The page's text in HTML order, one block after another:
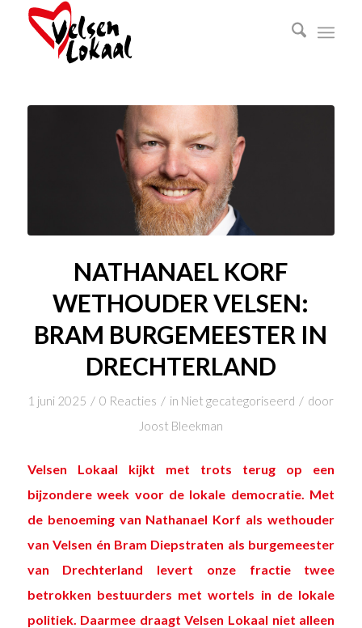
NATHANAEL KORF
WETHOUDER VELSEN:
BRAM BURGEMEESTER IN
DRECHTERLAND
1 juni 2025 / 0 Reacties / in Niet gecategoriseerd / door
Joost Bleekman
Velsen Lokaal kijkt met trots terug op een
bijzondere week voor de lokale democratie. Met
de benoeming van Nathanael Korf als wethouder
van Velsen én Bram Diepstraten als burgemeester
van Drechterland levert onze fractie twee
betrokken bestuurders met wortels in de lokale
politiek. Daarmee draagt Velsen Lokaal niet alleen